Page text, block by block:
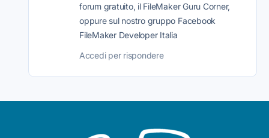
forum gratuito, il FileMaker Guru Corner,
oppure sul nostro gruppo Facebook
FileMaker Developer Italia
Accedi per rispondere